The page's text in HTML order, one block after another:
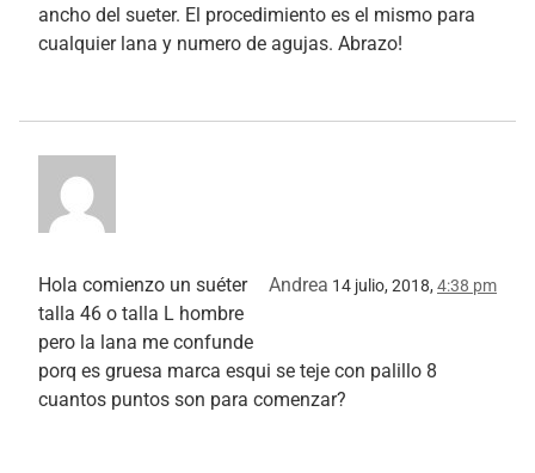
ancho del sueter. El procedimiento es el mismo para
cualquier lana y numero de agujas. Abrazo!
Andrea 14 julio, 2018, 4:38 pm
Hola comienzo un suéter
talla 46 o talla L hombre
pero la lana me confunde
porq es gruesa marca esqui se teje con palillo 8
cuantos puntos son para comenzar?